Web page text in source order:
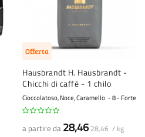
Offerta
Hausbrandt H. Hausbrandt -
Chicchi di caffè - 1 chilo
Cioccolatoso, Noce, Caramello 8 - Forte
a partire da 28,46 28,46 / kg